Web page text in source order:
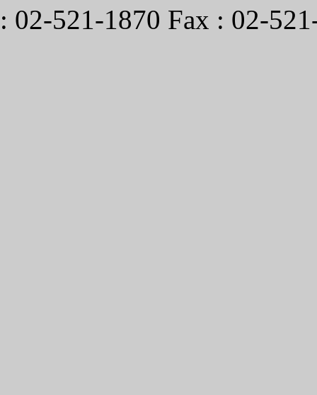
: 02-521-1870 Fax : 02-